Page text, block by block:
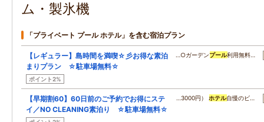
ム・製氷機
「プライベート プール ホテル」を含む宿泊プラン
【レギュラー】島時間を満喫☆彡お得な素泊
まりプラン ☆駐車場無料☆
ポイント2%
…○ガーデンプール利用無料…
【早期割60】60日前のご予約でお得にステ
イ／NO CLEANING素泊り ☆駐車場無料☆
…3000円） ホテル自慢のビ…